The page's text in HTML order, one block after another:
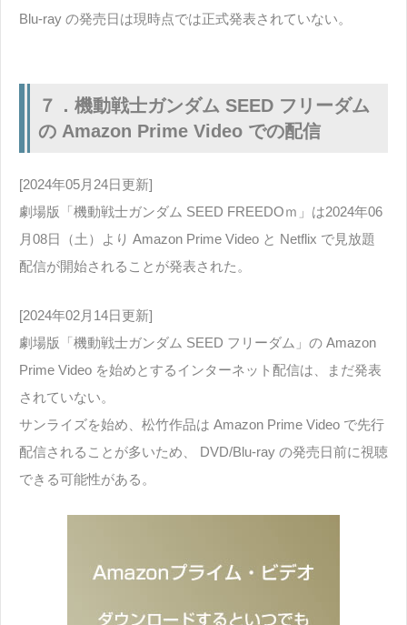
Blu-ray の発売日は現時点では正式発表されていない。
７．機動戦士ガンダム SEED フリーダム
の Amazon Prime Video での配信
[2024年05月24日更新]
劇場版「機動戦士ガンダム SEED FREEDOｍ」は2024年06
月08日（土）より Amazon Prime Video と Netflix で見放題
配信が開始されることが発表された。
[2024年02月14日更新]
劇場版「機動戦士ガンダム SEED フリーダム」の Amazon
Prime Video を始めとするインターネット配信は、まだ発表
されていない。
サンライズを始め、松竹作品は Amazon Prime Video で先行
配信されることが多いため、 DVD/Blu-ray の発売日前に視聴
できる可能性がある。